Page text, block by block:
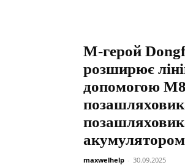
M-герой
розширює
допомогою
maxwelhelp - 30.09.2025